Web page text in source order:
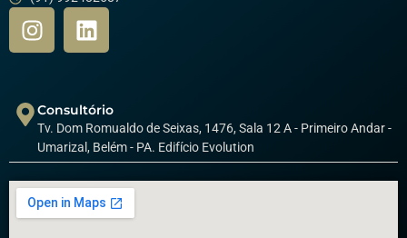
Consultório
Tv. Dom Romualdo de Seixas, 1476, Sala 12 A - Primeiro Andar -
Umarizal, Belém - PA. Edifício Evolution